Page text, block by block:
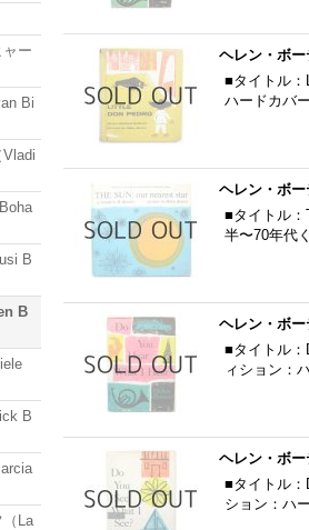
ー
Bi
B
B
B
（La
ヘレン・ボ
■タイトル：
ハードカバ
ヘレン・ボ
■タイトル
半〜70年代
ヘレン・ボ
■タイトル
ィション：
ヘレン・ボ
■タイトル
ション：ハ